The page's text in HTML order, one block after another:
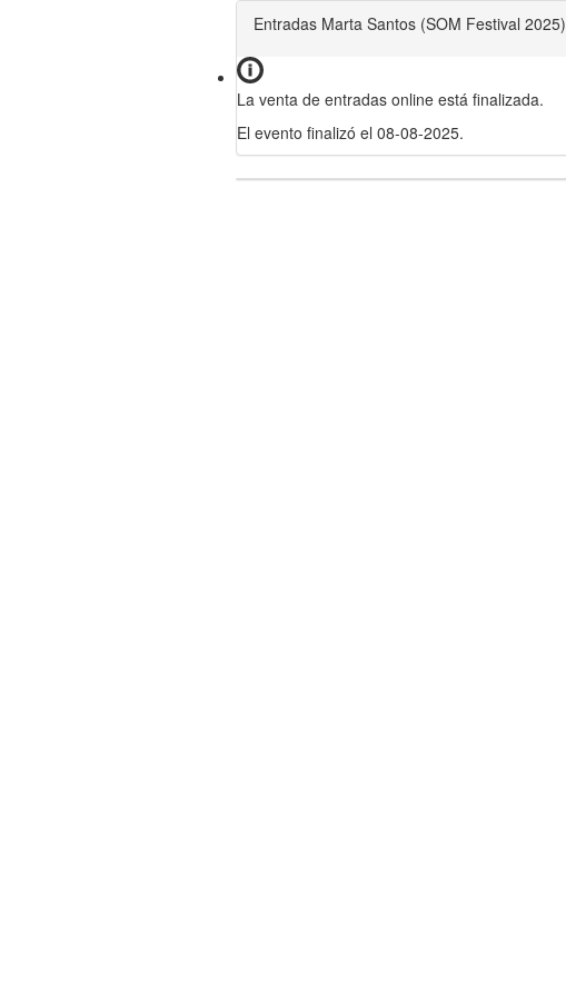
Entradas Marta Santos (SOM Festival 2025)
La venta de entradas online está finalizada.
El evento finalizó el 08-08-2025.